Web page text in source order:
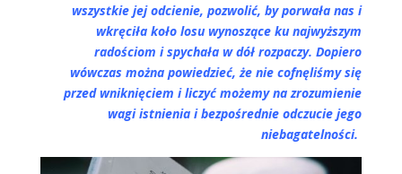
wszystkie jej odcienie, pozwolić, by porwała nas i
wkręciła koło losu wynoszące ku najwyższym
radościom i spychała w dół rozpaczy. Dopiero
wówczas można powiedzieć, że nie cofnęliśmy się
przed wniknięciem i liczyć możemy na zrozumienie
wagi istnienia i bezpośrednie odczucie jego
niebagatelności.